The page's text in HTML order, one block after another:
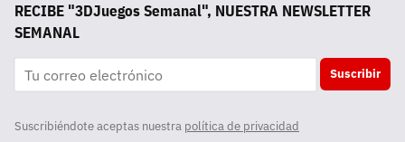
RECIBE "3DJuegos Semanal", NUESTRA NEWSLETTER
SEMANAL
Suscribir
Suscribiéndote aceptas nuestra política de privacidad